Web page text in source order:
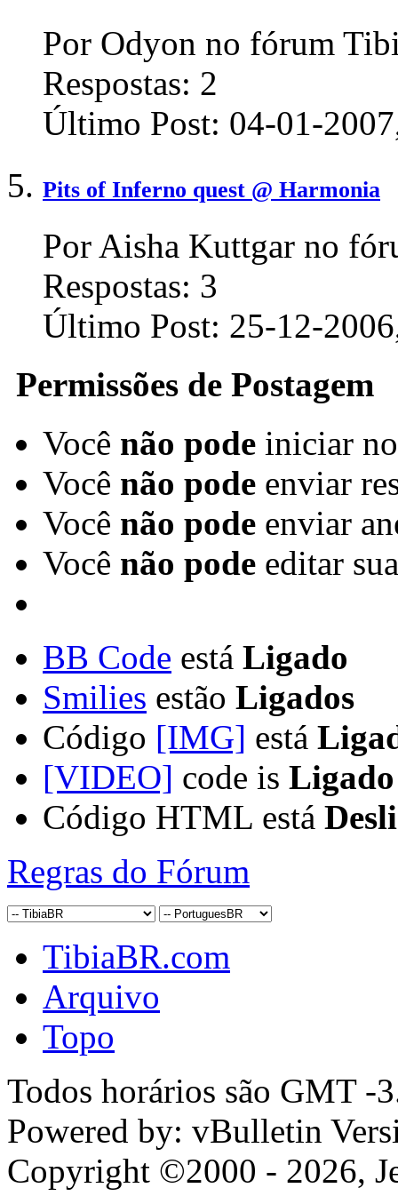
Por Odyon no fórum
Respostas: 2
Último Post: 04-01-
Pits of Inferno quest @ Harmonia
Por Aisha Kuttgar no
Respostas: 3
Último Post: 25-12-
Permissões de Postagem
Você não pode iniciar
Você não pode enviar
Você não pode enviar
Você não pode editar
BB Code está Ligado
Smilies estão Ligados
Código [IMG] está
[VIDEO] code is Ligado
Código HTML está
Regras do Fórum
TibiaBR.com
Arquivo
Topo
Todos horários são GMT -
Powered by: vBulletin
Copyright ©2000 - 2026,